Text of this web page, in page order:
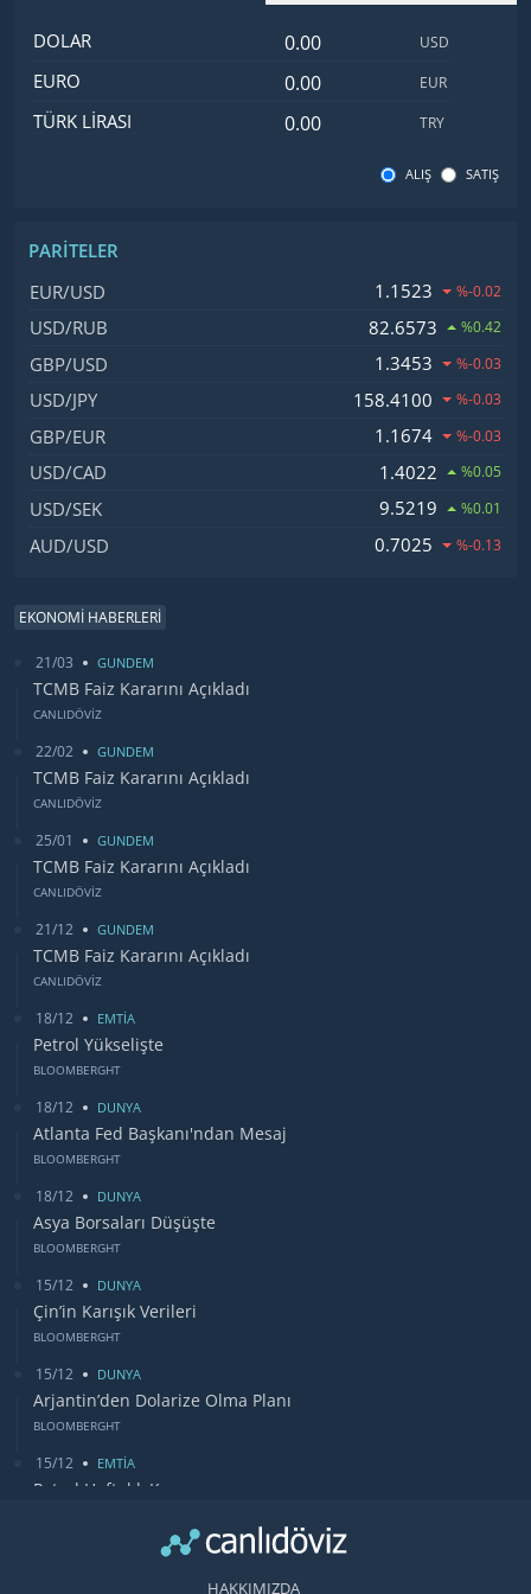
İsimDeğer
DOLAR Dolar değeri USD
EURO Euro değeri EUR
TÜRK LIRASI Türk Lirası değeri
TRY
ALIŞ SATIŞ
PARITELER
İsim, Kod
EUR/USD 1.1523 %-0.02
USD/RUB 82.6573 %0.42
GBP/USD 1.3453 %-0.03
USD/JPY 158.4100 %-0.03
GBP/EUR 1.1674 %-0.03
USD/CAD 1.4022 %0.05
USD/SEK 9.5219 %0.01
AUD/USD 0.7025 %-0.13
EKONOMİ HABERLERİ
21/03 GUNDEM
TCMB Faiz Kararını Açıkladı
CANLIDÖVİZ
22/02 GUNDEM
TCMB Faiz Kararını Açıkladı
CANLIDÖVİZ
25/01 GUNDEM
TCMB Faiz Kararını Açıkladı
CANLIDÖVİZ
21/12 GUNDEM
TCMB Faiz Kararını Açıkladı
CANLIDÖVİZ
18/12 EMTİA
Petrol Yükselişte
BLOOMBERGHT
18/12 DUNYA
Atlanta Fed Başkanı'ndan Mesaj
BLOOMBERGHT
18/12 DUNYA
Asya Borsaları Düşüşte
BLOOMBERGHT
15/12 DUNYA
Çin’in Karışık Verileri
BLOOMBERGHT
15/12 DUNYA
Arjantin’den Dolarize Olma Planı
BLOOMBERGHT
15/12 EMTİA
Petrol Haftalık Kazancı
Bugün Gözler Fed Faiz Kararında
HAKKIMIZDA